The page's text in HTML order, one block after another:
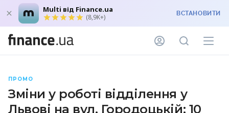
Multi від Finance.ua
(8,9K+) ВСТАНОВИТИ
ПРОМО
Зміни у роботі відділення у
Львові на вул. Городоцькій: 10